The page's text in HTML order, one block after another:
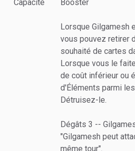
Capacité Booster
Lorsque Gilgamesh
vous pouvez retirer
souhaité de cartes
Lorsque vous le
de coût inférieur ou
d'Éléments parmi
Détruisez-le.
Dégâts 3 --
"Gilgamesh peut
même tour".